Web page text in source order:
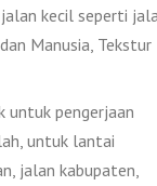
kecil seperti
Manusia, Tekstur
untuk pengerjaan
untuk lantai
jalan kabupaten,